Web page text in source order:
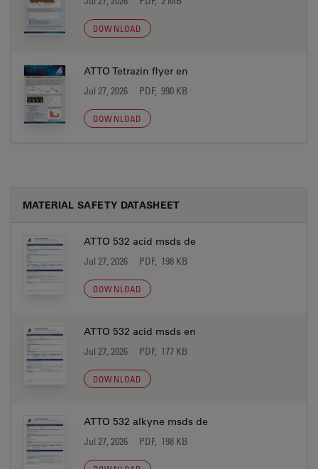
DOWNLOAD
ATTO Tetrazin flyer en
Jul 27, 2026 PDF, 990 KB
DOWNLOAD
MATERIAL SAFETY DATASHEET
ATTO 532 acid msds de
Jul 27, 2026 PDF, 198 KB
DOWNLOAD
ATTO 532 acid msds en
Jul 27, 2026 PDF, 177 KB
DOWNLOAD
ATTO 532 alkyne msds de
Jul 27, 2026 PDF, 198 KB